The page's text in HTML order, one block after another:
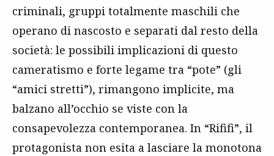
criminali, gruppi totalmente maschili che
operano di nascosto e separati dal resto della
società: le possibili implicazioni di questo
cameratismo e forte legame tra “pote” (gli
“amici stretti”), rimangono implicite, ma
balzano all’occhio se viste con la
consapevolezza contemporanea. In “Rififi”, il
protagonista non esita a lasciare la monotona